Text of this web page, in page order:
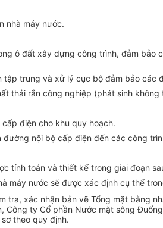
nhà máy nước.
ô đất xây dựng công trình, đảm bảo
trung và xử lý cục bộ đảm bảo các
thải rắn công nghiệp (phát sinh
điện cho khu quy hoạch.
nội bộ cấp điện đến các công
tính toán và thiết kế trong giai đoạn
máy nước sẽ được xác định cụ thể
tra, xác nhận bản vẽ Tổng mặt bằng
Công ty Cổ phần Nước mặt sông
theo quy định.